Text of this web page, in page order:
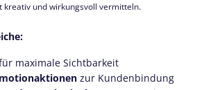
kreativ und wirkungsvoll vermitteln.
maximale Sichtbarkeit
zur Kundenbindung